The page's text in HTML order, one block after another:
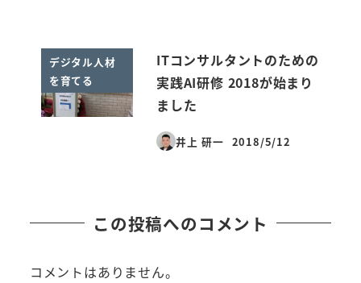
デジタル人材
を育てる
ITコンサルタントのための
実践AI研修 2018が始まり
ました
井上 研一
投稿日
2018/5/12
この投稿へのコメント
コメントはありません。